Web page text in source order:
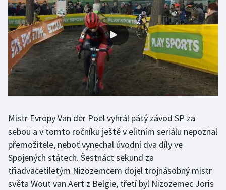
Ragby
Rychlobruslení
Rychlostní kanoistika
Short track
Stolní tenis
Triatlon
Veslování
Mistr Evropy Van der Poel vyhrál pátý závod SP za
sebou a v tomto ročníku ještě v elitním seriálu nepoznal
přemožitele, neboť vynechal úvodní dva díly ve
Spojených státech. Šestnáct sekund za
třiadvacetiletým Nizozemcem dojel trojnásobný mistr
světa Wout van Aert z Belgie, třetí byl Nizozemec Joris